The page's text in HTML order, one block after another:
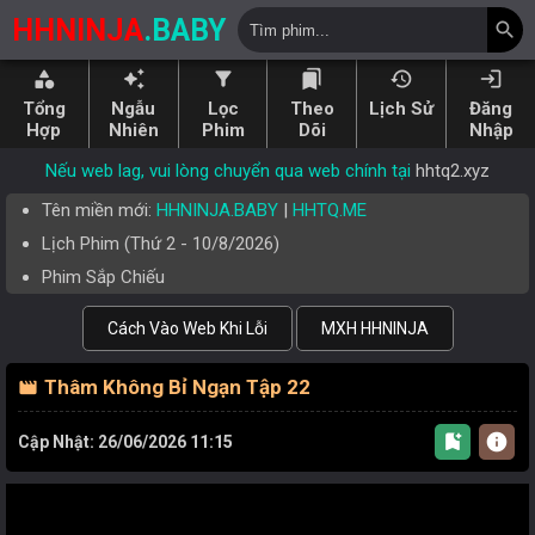
HHNINJA.BABY search
category
Tổng
Hợp
auto_awesome
Ngẫu
Nhiên
filter_alt
Lọc
Phim
bookmarks
Theo
Dõi
history
Lịch Sử
login
Đăng
Nhập
Nếu web lag, vui lòng chuyển qua web chính tại hhtq2.xyz
Tên miền mới: HHNINJA.BABY | HHTQ.ME
Lịch Phim (Thứ 2 - 10/8/2026)
Phim Sắp Chiếu
Cách Vào Web Khi Lỗi MXH HHNINJA
movie Thâm Không Bỉ Ngạn Tập 22
Cập Nhật: 26/06/2026 11:15 bookmark_add info